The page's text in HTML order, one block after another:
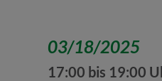
03/18/2025
17:00 bis 19:00